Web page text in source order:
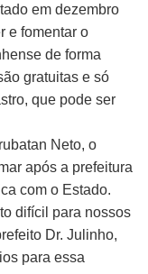
em dezembro
e fomentar o
de forma
gratuitas e só
que pode ser
Neto, o
após a prefeitura
com o Estado.
difícil para nossos
Dr. Julinho,
para essa